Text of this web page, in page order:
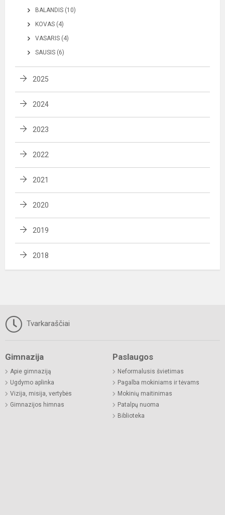
BALANDIS (10)
KOVAS (4)
VASARIS (4)
SAUSIS (6)
2025
2024
2023
2022
2021
2020
2019
2018
Tvarkaraščiai
Gimnazija
Apie gimnaziją
Ugdymo aplinka
Vizija, misija, vertybės
Gimnazijos himnas
Paslaugos
Neformalusis švietimas
Pagalba mokiniams ir tėvams
Mokinių maitinimas
Patalpų nuoma
Biblioteka